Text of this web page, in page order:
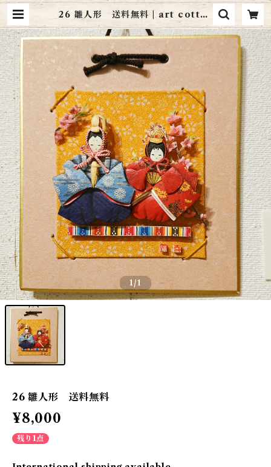
26 雛人形 送料無料 | art cottag
e シャドーボックス通販
1/1
26 雛人形 送料無料
¥8,000
残り1点